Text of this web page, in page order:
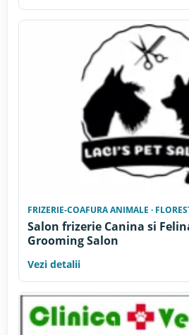
FRIZERIE-COAFURA ANIMALE ·
Salon frizerie Canina si
Grooming Salon
Vezi detalii